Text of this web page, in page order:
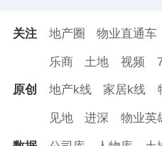
关注 地产圈 物业直通车
乐商 土地 视频
原创 地产k线 家居k线
见地 进深 物业英